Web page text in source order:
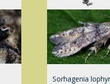
Sorhagenia